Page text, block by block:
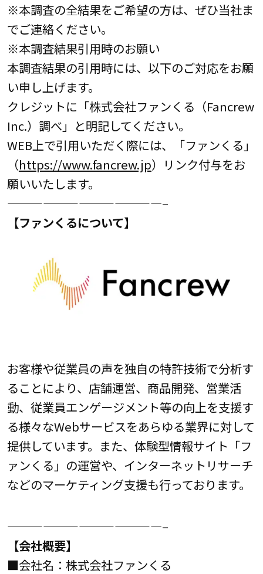
※本調査の全結果をご希望の方は、ぜひ当社ま
でご連絡ください。
※本調査結果引用時のお願い
本調査結果の引用時には、以下のご対応をお願
い申し上げます。
クレジットに「株式会社ファンくる（Fancrew
Inc.）調べ」と明記してください。
WEB上で引用いただく際には、「ファンくる」
（https://www.fancrew.jp）リンク付与をお
願いいたします。
—————————————–
【ファンくるについて】
お客様や従業員の声を独自の特許技術で分析す
ることにより、店舗運営、商品開発、営業活
動、従業員エンゲージメント等の向上を支援す
る様々なWebサービスをあらゆる業界に対して
提供しています。また、体験型情報サイト「フ
ァンくる」の運営や、インターネットリサーチ
などのマーケティング支援も行っております。
—————————————–
【会社概要】
■会社名：株式会社ファンくる